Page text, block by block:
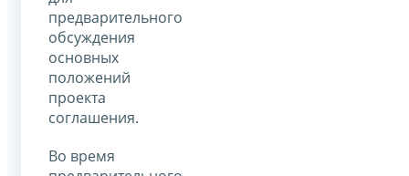
предварительного
обсуждения
основных
положений
проекта
соглашения.
Во время